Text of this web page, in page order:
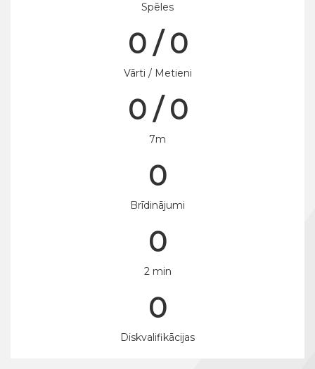
Spēles
0 / 0
Vārti / Metieni
0 / 0
7m
0
Brīdinājumi
0
2 min
0
Diskvalifikācijas